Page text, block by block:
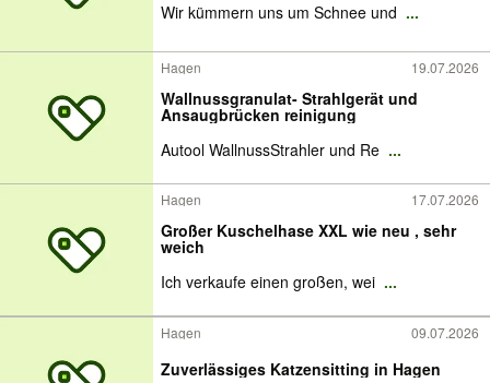
Wir kümmern uns um Schnee und ...
Hagen 19.07.2026
Wallnussgranulat- Strahlgerät und
Ansaugbrücken reinigung
Autool WallnussStrahler und Re ...
Hagen 17.07.2026
Großer Kuschelhase XXL wie neu , sehr
weich
Ich verkaufe einen großen, wei ...
Hagen 09.07.2026
Zuverlässiges Katzensitting in Hagen